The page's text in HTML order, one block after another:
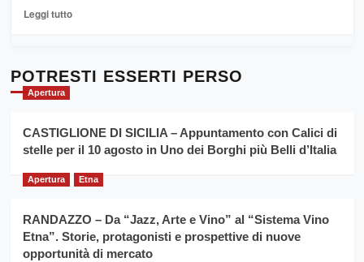
Sicilia
l’
evento
la
filiera
grano
Leggi tuttoLeggi
Cronoscalata
per
il
anno
Franco
Caruso
POTRESTI ESSERTI PERSO
Apertura
CASTIGLIONE DI SICILIA – Appuntamento con Calici di
stelle per il 10 agosto in Uno dei Borghi più Belli d’Italia
Apertura Etna
RANDAZZO – Da “Jazz, Arte e Vino” al “Sistema Vino
Etna”. Storie, protagonisti e prospettive di nuove
opportunità di mercato